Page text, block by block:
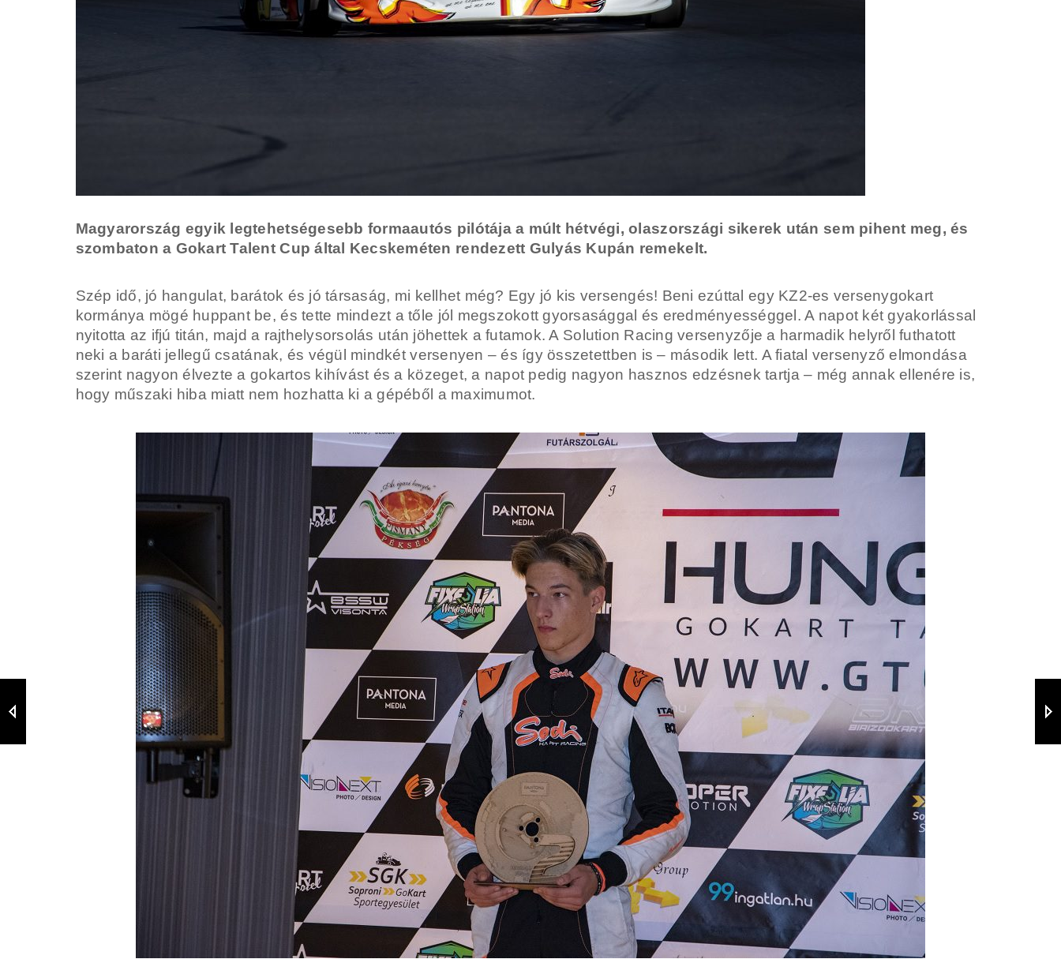
Magyarország egyik legtehetségesebb formaautós pilótája a múlt hétvégi, olaszországi sikerek után sem pihent meg, és
szombaton a Gokart Talent Cup által Kecskeméten rendezett Gulyás Kupán remekelt.
Szép idő, jó hangulat, barátok és jó társaság, mi kellhet még? Egy jó kis versengés! Beni ezúttal egy KZ2-es versenygokart
kormánya mögé huppant be, és tette mindezt a tőle jól megszokott gyorsasággal és eredményességgel. A napot két gyakorlással
nyitotta az ifjú titán, majd a rajthelysorsolás után jöhettek a futamok. A Solution Racing versenyzője a harmadik helyről futhatott
neki a baráti jellegű csatának, és végül mindkét versenyen – és így összetettben is – második lett. A fiatal versenyző elmondása
szerint nagyon élvezte a gokartos kihívást és a közeget, a napot pedig nagyon hasznos edzésnek tartja – még annak ellenére is,
hogy műszaki hiba miatt nem hozhatta ki a gépéből a maximumot.